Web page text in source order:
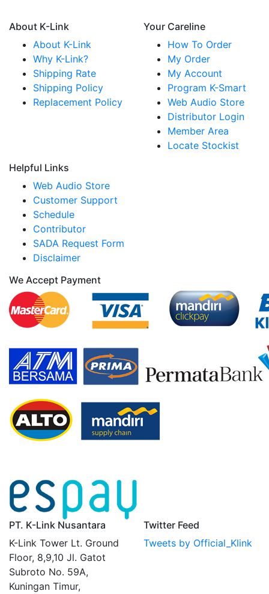
About K-Link
About K-Link
Why K-Link?
Shipping Rate
Shipping Policy
Replacement Policy
Your Careline
How To Order
My Order
My Account
Program K-Smart
Web Audio Store
Distributor Login
Member Area
Locate Stockist
Helpful Links
Web Audio Store
Customer Support
Schedule
Contributor
SADA Request Form
Disclaimer
We Accept Payment
PT. K-Link Nusantara
K-Link Tower Lt. Ground
Floor, 8,9,10 Jl. Gatot
Subroto No. 59A,
Kuningan Timur,
Twitter Feed
Tweets by Official_Klink